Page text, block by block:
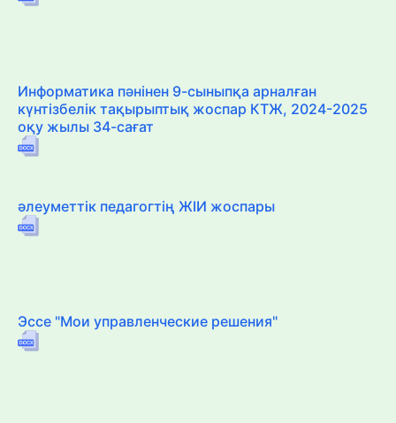
Информатика пәнінен 9-сыныпқа арналған
күнтізбелік тақырыптық жоспар КТЖ, 2024-2025
оқу жылы 34-сағат
әлеуметтік педагогтің ЖІИ жоспары
Эссе "Мои управленческие решения"